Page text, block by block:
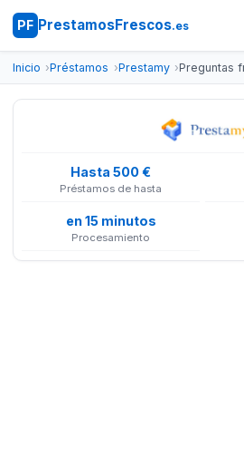
PF PrestamosFrescos.es
Inicio Préstamos Prestamy Preguntas
Hasta 500 €
Préstamos de hasta
en 15 minutos
Procesamiento